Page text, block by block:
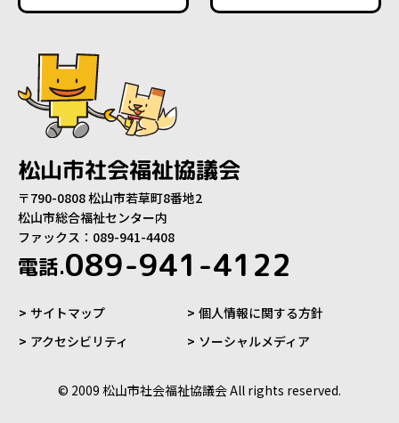
松山市社会福祉協議会
〒790-0808 松山市若草町8番地2
松山市総合福祉センター内
ファックス：089-941-4408
電話.089-941-4122
サイトマップ
個人情報に関する方針
アクセシビリティ
ソーシャルメディア
© 2009 松山市社会福祉協議会 All rights reserved.